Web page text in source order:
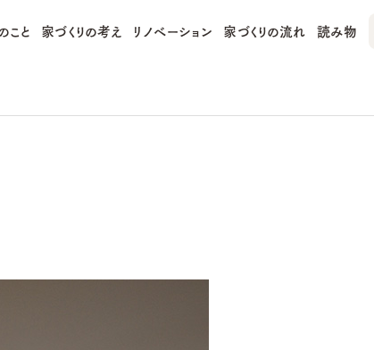
こと 家づくりの考え リノベーション 家づくりの流れ 読み物